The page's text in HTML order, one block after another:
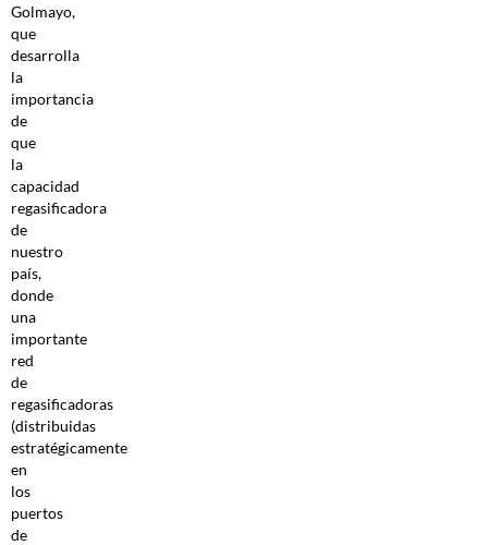
Golmayo,
que
desarrolla
la
importancia
de
que
la
capacidad
regasificadora
de
nuestro
país,
donde
una
importante
red
de
regasificadoras
(distribuidas
estratégicamente
en
los
puertos
de